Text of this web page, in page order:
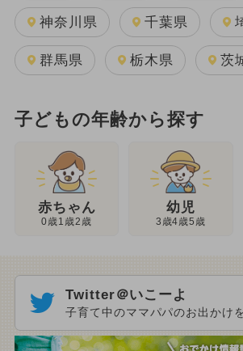
神奈川県 千葉県
群馬県 栃木県 茨
子どもの年齢から探す
赤ちゃん
0歳1歳2歳
幼児
3歳4歳5歳
Twitter＠いこーよ
子育て中のママパパのお出かけ